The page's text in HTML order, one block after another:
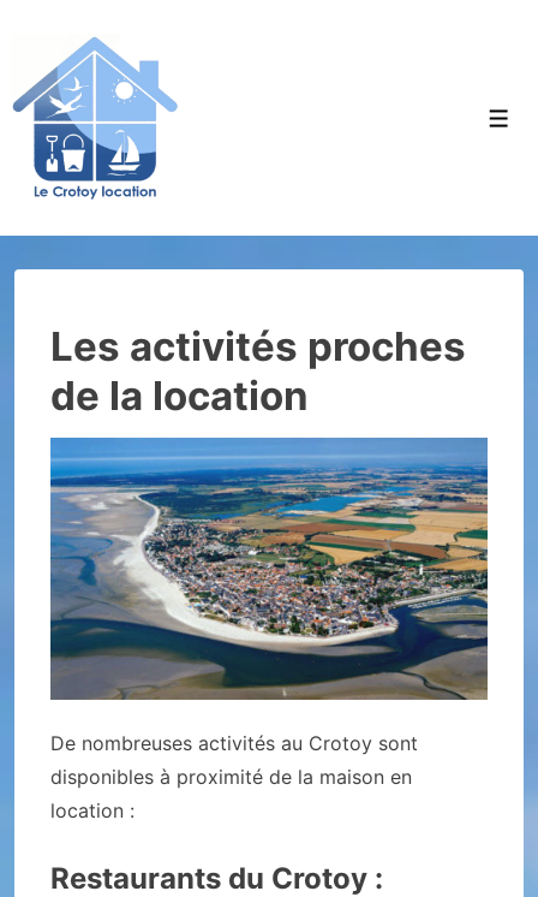
contenu
principal
Les activités proches
de la location
De nombreuses activités au Crotoy sont
disponibles à proximité de la maison en
location :
Restaurants du Crotoy :